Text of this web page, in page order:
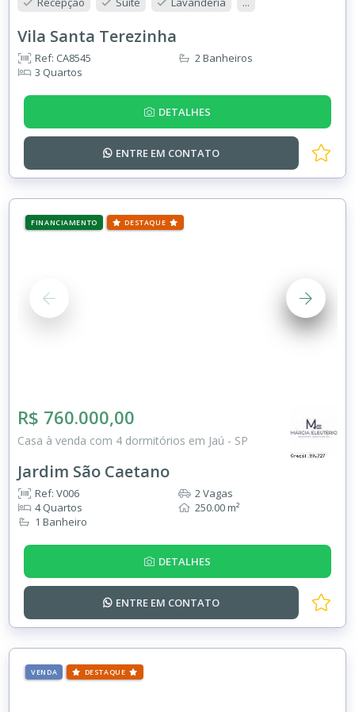
Vila Santa Terezinha
Ref: CA8545
3 Quartos
2 Banheiros
DETALHES
ENTRE EM CONTATO
FINANCIAMENTO DESTAQUE
R$ 760.000,00
Casa à venda com 4 dormitórios em Jaú - SP
Jardim São Caetano
Ref: V006
4 Quartos
1 Banheiro
2 Vagas
250.00 m²
DETALHES
ENTRE EM CONTATO
VENDA DESTAQUE